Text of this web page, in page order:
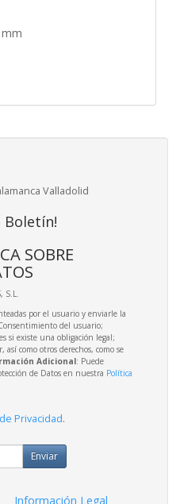
Valladolid
Boletín!
SOBRE
por el usuario y enviarle la
del usuario;
si existe una obligación legal;
como otros derechos, como se
Adicional: Puede
de Datos en nuestra Política
Privacidad.
Enviar
Información Legal